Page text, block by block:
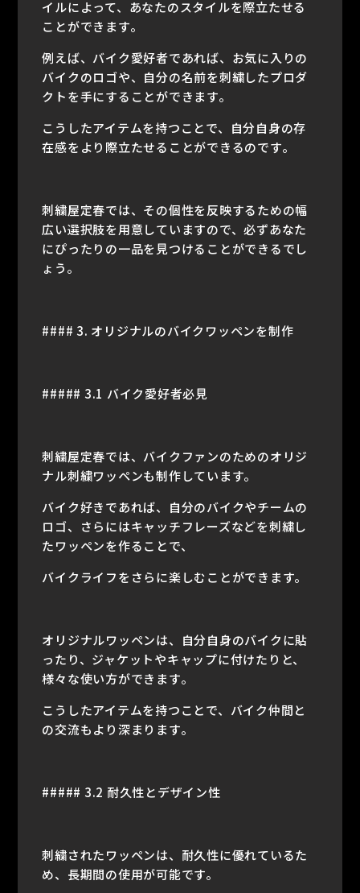
イルによって、あなたのスタイルを際立たせる
ことができます。
例えば、バイク愛好者であれば、お気に入りの
バイクのロゴや、自分の名前を刺繍したプロダ
クトを手にすることができます。
こうしたアイテムを持つことで、自分自身の存
在感をより際立たせることができるのです。
刺繍屋定春では、その個性を反映するための幅
広い選択肢を用意していますので、必ずあなた
にぴったりの一品を見つけることができるでし
ょう。
#### 3. オリジナルのバイクワッペンを制作
##### 3.1 バイク愛好者必見
刺繍屋定春では、バイクファンのためのオリジ
ナル刺繍ワッペンも制作しています。
バイク好きであれば、自分のバイクやチームの
ロゴ、さらにはキャッチフレーズなどを刺繍し
たワッペンを作ることで、
バイクライフをさらに楽しむことができます。
オリジナルワッペンは、自分自身のバイクに貼
ったり、ジャケットやキャップに付けたりと、
様々な使い方ができます。
こうしたアイテムを持つことで、バイク仲間と
の交流もより深まります。
##### 3.2 耐久性とデザイン性
刺繍されたワッペンは、耐久性に優れているた
め、長期間の使用が可能です。